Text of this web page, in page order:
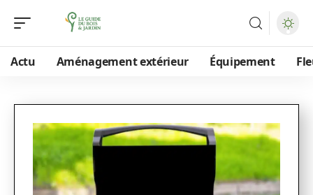
Actu Aménagement extérieur Équipement